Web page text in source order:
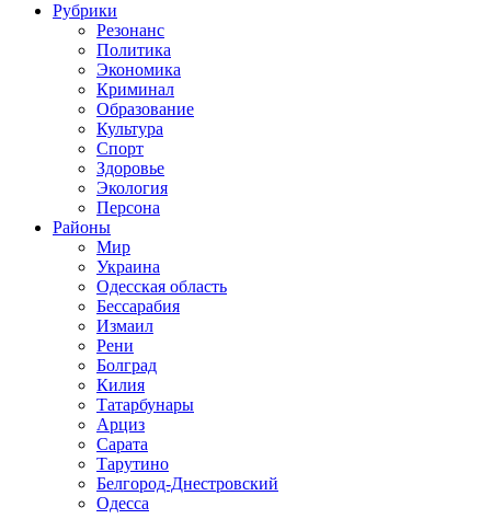
Рубрики
Резонанс
Политика
Экономика
Криминал
Образование
Культура
Спорт
Здоровье
Экология
Персона
Районы
Мир
Украина
Одесская область
Бессарабия
Измаил
Рени
Болград
Килия
Татарбунары
Арциз
Сарата
Тарутино
Белгород-Днестровский
Одесса